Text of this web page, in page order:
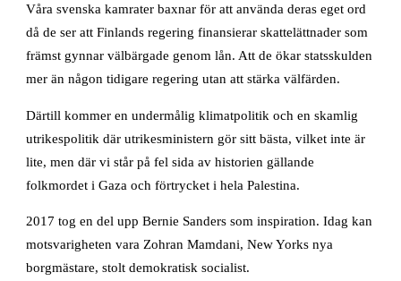
Våra svenska kamrater baxnar för att använda deras eget ord
då de ser att Finlands regering finansierar skattelättnader som
främst gynnar välbärgade genom lån. Att de ökar statsskulden
mer än någon tidigare regering utan att stärka välfärden.
Därtill kommer en undermålig klimatpolitik och en skamlig
utrikespolitik där utrikesministern gör sitt bästa, vilket inte är
lite, men där vi står på fel sida av historien gällande
folkmordet i Gaza och förtrycket i hela Palestina.
2017 tog en del upp Bernie Sanders som inspiration. Idag kan
motsvarigheten vara Zohran Mamdani, New Yorks nya
borgmästare, stolt demokratisk socialist.